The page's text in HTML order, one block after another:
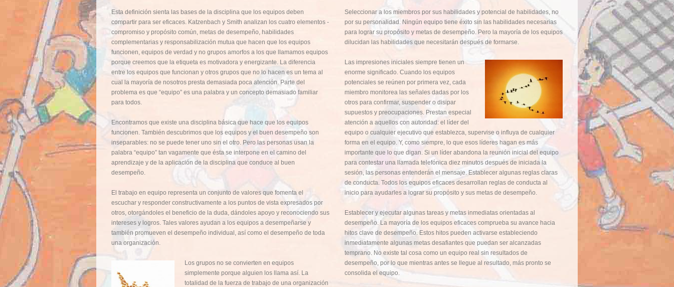
Esta definición sienta las bases de la disciplina que los equipos deben
compartir para ser eficaces. Katzenbach y Smith analizan los cuatro elementos ­
compromiso y propósito común, metas de desempeño, habilidades
complementarias y responsabilización mutua­ que hacen que los equipos
funcionen, equipos de verdad y no grupos amorfos a los que llamamos equipos
porque creemos que la etiqueta es motivadora y energizante. La diferencia
entre los equipos que funcionan y otros grupos que no lo hacen es un tema al
cual la mayoría de nosotros presta demasiada poca atención. Parte del
problema es que “equipo” es una palabra y un concepto demasiado familiar
para todos.
Encontramos que existe una disciplina básica que hace que los equipos
funcionen. También descubrimos que los equipos y el buen desempeño son
inseparables: no se puede tener uno sin el otro. Pero las personas usan la
palabra “equipo” tan vagamente que ésta se interpone en el camino del
aprendizaje y de la aplicación de la disciplina que conduce al buen
desempeño.
El trabajo en equipo representa un conjunto de valores que fomenta el
escuchar y responder constructivamente a los puntos de vista expresados por
otros, otorgándoles el beneficio de la duda, dándoles apoyo y reconociendo sus
intereses y logros. Tales valores ayudan a los equipos a desempeñarse y
también promueven el desempeño individual, así como el desempeño de toda
una organización.
Los grupos no se convierten en equipos
simplemente porque alguien los llama así. La
totalidad de la fuerza de trabajo de una organización
Seleccionar a los miembros por sus habilidades y potencial de habilidades, no
por su personalidad. Ningún equipo tiene éxito sin las habilidades necesarias
para lograr su propósito y metas de desempeño. Pero la mayoría de los equipos
dilucidan las habilidades que necesitarán después de formarse.
Las impresiones iniciales siempre tienen un
enorme significado. Cuando los equipos
potenciales se reúnen por primera vez, cada
miembro monitorea las señales dadas por los
otros para confirmar, suspender o disipar
supuestos y preocupaciones. Prestan especial
atención a aquellos con autoridad: el líder del
equipo o cualquier ejecutivo que establezca, supervise o influya de cualquier
forma en el equipo. Y, como siempre, lo que esos líderes hagan es más
importante que lo que digan. Si un líder abandona la reunión inicial del equipo
para contestar una llamada telefónica diez minutos después de iniciada la
sesión, las personas entenderán el mensaje. Establecer algunas reglas claras
de conducta. Todos los equipos eficaces desarrollan reglas de conducta al
inicio para ayudarles a lograr su propósito y sus metas de desempeño.
Establecer y ejecutar algunas tareas y metas inmediatas orientadas al
desempeño. La mayoría de los equipos eficaces comprueba su avance hacia
hitos clave de desempeño. Estos hitos pueden activarse estableciendo
inmediatamente algunas metas desafiantes que puedan ser alcanzadas
temprano. No existe tal cosa como un equipo real sin resultados de
desempeño, por lo que mientras antes se llegue al resultado, más pronto se
consolida el equipo.